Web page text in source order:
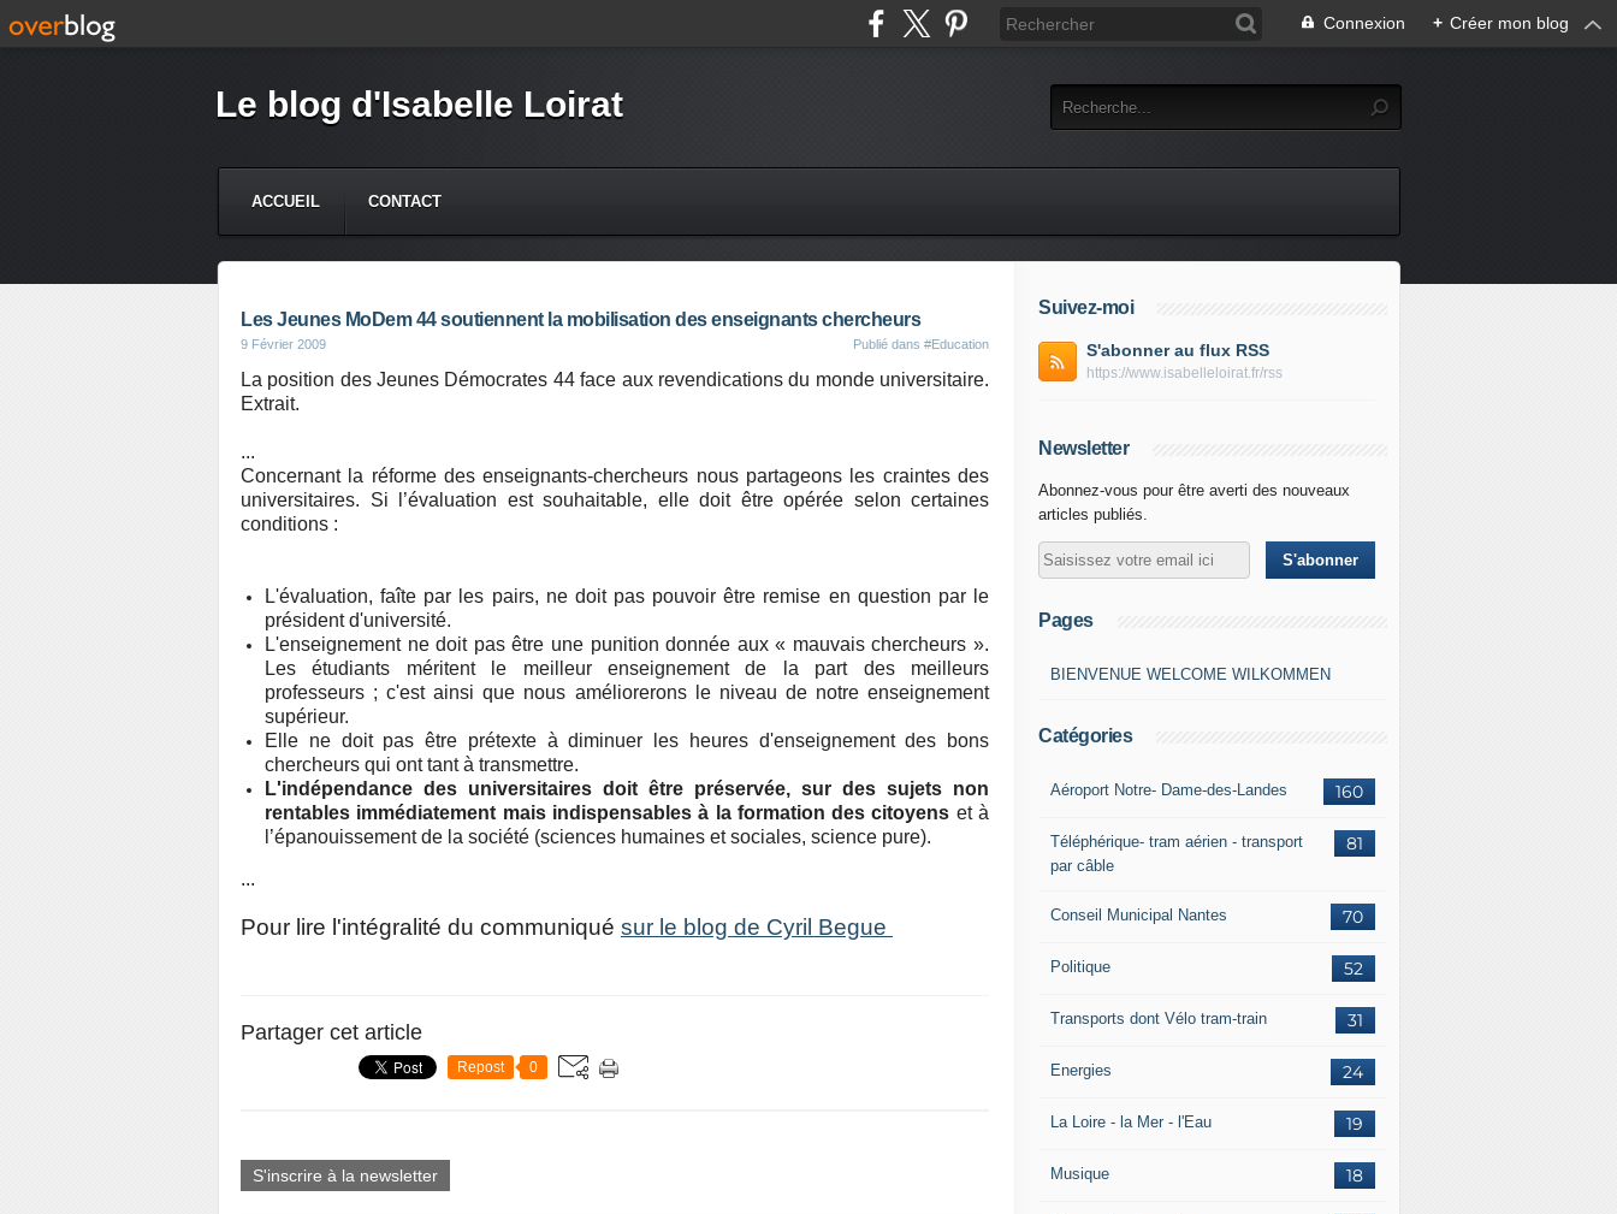
Connexion + Créer mon blog
Le blog d'Isabelle Loirat
ACCUEIL CONTACT
Les Jeunes MoDem 44 soutiennent la mobilisation des enseignants chercheurs
9 Février 2009 Publié dans #Education
La position des Jeunes Démocrates 44 face aux revendications du monde universitaire.
Extrait.
...
Concernant la réforme des enseignants-chercheurs nous partageons les craintes des
universitaires. Si l’évaluation est souhaitable, elle doit être opérée selon certaines
conditions :
L'évaluation, faîte par les pairs, ne doit pas pouvoir être remise en question par le
président d'université.
L'enseignement ne doit pas être une punition donnée aux « mauvais chercheurs ».
Les étudiants méritent le meilleur enseignement de la part des meilleurs
professeurs ; c'est ainsi que nous améliorerons le niveau de notre enseignement
supérieur.
Elle ne doit pas être prétexte à diminuer les heures d'enseignement des bons
chercheurs qui ont tant à transmettre.
L'indépendance des universitaires doit être préservée, sur des sujets non
rentables immédiatement mais indispensables à la formation des citoyens et à
l’épanouissement de la société (sciences humaines et sociales, science pure).
...
Pour lire l'intégralité du communiqué sur le blog de Cyril Begue
Partager cet article
Repost 0
S'inscrire à la newsletter
Suivez-moi
S'abonner au flux RSS
https://www.isabelleloirat.fr/rss
Newsletter
Abonnez-vous pour être averti des nouveaux
articles publiés.
Pages
BIENVENUE WELCOME WILKOMMEN
Catégories
160
Aéroport Notre- Dame-des-Landes
81
Téléphérique- tram aérien - transport
par câble
70
Conseil Municipal Nantes
52
Politique
31
Transports dont Vélo tram-train
24
Energies
19
La Loire - la Mer - l'Eau
18
Musique